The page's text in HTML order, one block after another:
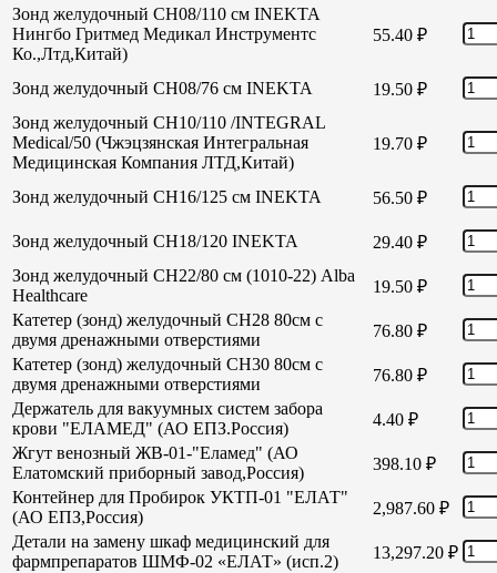
Зонд желудочный СН08/110 см INEKTA
Нингбо Гритмед Медикал Инструментс
Ко.,Лтд,Китай)
55.40 ₽
Зонд желудочный СН08/76 см INEKTA 19.50 ₽
Зонд желудочный СН10/110 /INTEGRAL
Medical/50 (Чжэцзянская Интегральная
Медицинская Компания ЛТД,Китай)
19.70 ₽
Зонд желудочный СН16/125 см INEKTA 56.50 ₽
Зонд желудочный СН18/120 INEKTA 29.40 ₽
Зонд желудочный СН22/80 см (1010-22) Alba
Healthcare
19.50 ₽
Катетер (зонд) желудочный СН28 80см с
двумя дренажными отверстиями
76.80 ₽
Катетер (зонд) желудочный СН30 80см с
двумя дренажными отверстиями
76.80 ₽
Держатель для вакуумных систем забора
крови "ЕЛАМЕД" (АО ЕПЗ.Россия)
4.40 ₽
Жгут венозный ЖВ-01-"Еламед" (АО
Елатомский приборный завод,Россия)
398.10 ₽
Контейнер для Пробирок УКТП-01 "ЕЛАТ"
(АО ЕПЗ,Россия)
2,987.60 ₽
Детали на замену шкаф медицинский для
фармпрепаратов ШМФ-02 «ЕЛАТ» (исп.2)
13,297.20 ₽